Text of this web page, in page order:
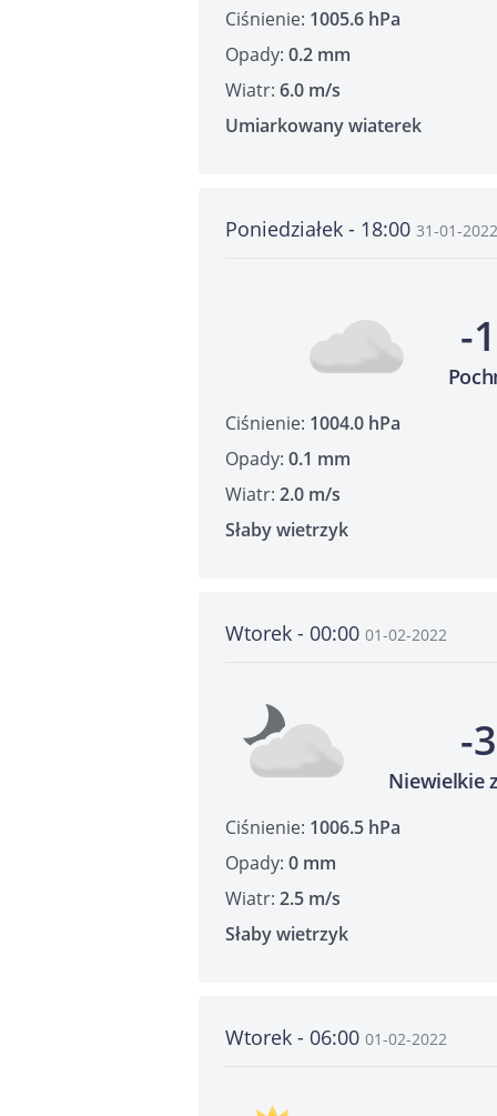
Ciśnienie: 1005.6 hPa
Opady: 0.2 mm
Wiatr: 6.0 m/s
Umiarkowany wiaterek
Poniedziałek - 18:00 31-01-2022
-
Ciśnienie: 1004.0 hPa
Opady: 0.1 mm
Wiatr: 2.0 m/s
Słaby wietrzyk
Wtorek - 00:00 01-02-2022
-
Niewielkie
Ciśnienie: 1006.5 hPa
Opady: 0 mm
Wiatr: 2.5 m/s
Słaby wietrzyk
Wtorek - 06:00 01-02-2022